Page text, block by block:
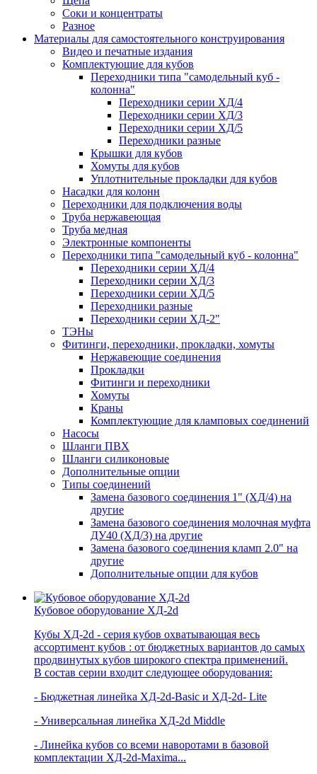
Соки и концентраты
Разное
Материалы для самостоятельного конструирования
Видео и печатные издания
Комплектующие для кубов
Переходники типа "самодельный куб -
колонна"
Переходники серии ХД/4
Переходники серии ХД/3
Переходники серии ХД/5
Переходники разные
Крышки для кубов
Хомуты для кубов
Уплотнительные прокладки для кубов
Насадки для колонн
Переходники для подключения воды
Труба нержавеющая
Труба медная
Электронные компоненты
Переходники типа "самодельный куб - колонна"
Переходники серии ХД/4
Переходники серии ХД/3
Переходники серии ХД/5
Переходники разные
Переходники серии ХД-2"
ТЭНы
Фитинги, переходники, прокладки, хомуты
Нержавеющие соединения
Прокладки
Фитинги и переходники
Хомуты
Краны
Комплектующие для кламповых соединений
Насосы
Шланги ПВХ
Шланги силиконовые
Дополнительные опции
Типы соединений
Замена базового соединения 1" (ХД/4) на
другие
Замена базового соединения молочная муфта
ДУ40 (ХД/3) на другие
Замена базового соединения кламп 2.0" на
другие
Дополнительные опции для кубов
Кубовое оборудование ХД-2d
Кубы ХД-2d - серия кубов охватывающая весь
ассортимент кубов : от бюджетных вариантов до самых
продвинутых кубов широкого спектра применений.
В состав серии входит следующее оборудования:
- Бюджетная линейка ХД-2d-Basic и ХД-2d- Lite
- Универсальная линейка ХД-2d Middle
- Линейка кубов со всеми наворотами в базовой
комплектации ХД-2d-Maxima...